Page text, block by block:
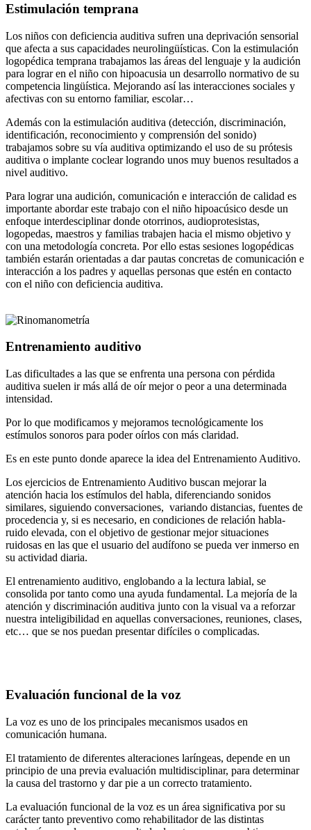
Estimulación temprana​
Los niños con deficiencia auditiva sufren una deprivación sensorial
que afecta a sus capacidades neurolingüísticas. Con la estimulación
logopédica temprana trabajamos las áreas del lenguaje y la audición
para lograr en el niño con hipoacusia un desarrollo normativo de su
competencia lingüística. Mejorando así las interacciones sociales y
afectivas con su entorno familiar, escolar…
Además con la estimulación auditiva (detección, discriminación,
identificación, reconocimiento y comprensión del sonido)
trabajamos sobre su vía auditiva optimizando el uso de su prótesis
auditiva o implante coclear logrando unos muy buenos resultados a
nivel auditivo.
Para lograr una audición, comunicación e interacción de calidad es
importante abordar este trabajo con el niño hipoacúsico desde un
enfoque interdesciplinar donde otorrinos, audioprotesistas,
logopedas, maestros y familias trabajen hacia el mismo objetivo y
con una metodología concreta. Por ello estas sesiones logopédicas
también estarán orientadas a dar pautas concretas de comunicación e
interacción a los padres y aquellas personas que estén en contacto
con el niño con deficiencia auditiva.
Entrenamiento auditivo
Las dificultades a las que se enfrenta una persona con pérdida
auditiva suelen ir más allá de oír mejor o peor a una determinada
intensidad.
Por lo que modificamos y mejoramos tecnológicamente los
estímulos sonoros para poder oírlos con más claridad.
Es en este punto donde aparece la idea del Entrenamiento Auditivo.
Los ejercicios de Entrenamiento Auditivo buscan mejorar la
atención hacia los estímulos del habla, diferenciando sonidos
similares, siguiendo conversaciones, variando distancias, fuentes de
procedencia y, si es necesario, en condiciones de relación habla-
ruido elevada, con el objetivo de gestionar mejor situaciones
ruidosas en las que el usuario del audífono se pueda ver inmerso en
su actividad diaria.
El entrenamiento auditivo, englobando a la lectura labial, se
consolida por tanto como una ayuda fundamental. La mejoría de la
atención y discriminación auditiva junto con la visual va a reforzar
nuestra inteligibilidad en aquellas conversaciones, reuniones, clases,
etc… que se nos puedan presentar difíciles o complicadas.
Evaluación funcional de la voz
La voz es uno de los principales mecanismos usados en
comunicación humana.
El tratamiento de diferentes alteraciones laríngeas, depende en un
principio de una previa evaluación multidisciplinar, para determinar
la causa del trastorno y dar pie a un correcto tratamiento.
La evaluación funcional de la voz es un área significativa por su
carácter tanto preventivo como rehabilitador de las distintas